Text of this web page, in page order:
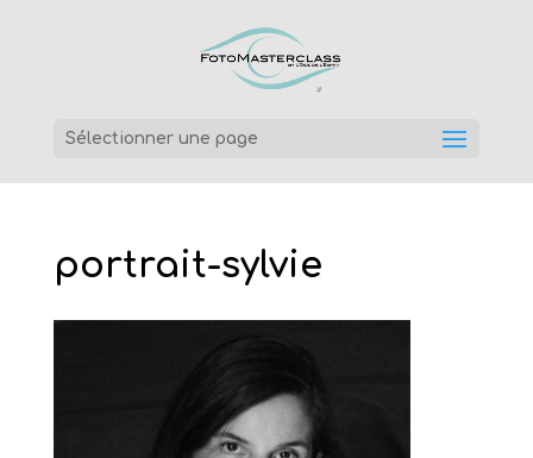
Sélectionner une page
portrait-sylvie